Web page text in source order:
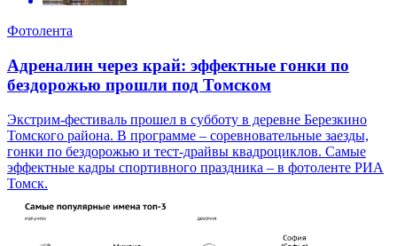
Фотолента
Адреналин через край: эффектные гонки по
бездорожью прошли под Томском
Экстрим-фестиваль прошел в субботу в деревне Березкино
Томского района. В программе – соревновательные заезды,
гонки по бездорожью и тест-драйвы квадроциклов. Самые
эффектные кадры спортивного праздника – в фотоленте РИА
Томск.